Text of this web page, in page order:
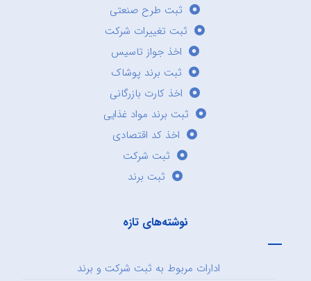
ثبت طرح صنعتی
ثبت تغییرات شرکت
اخذ جواز تاسیس
ثبت برند پوشاک
اخذ کارت بازرگانی
ثبت برند مواد غذایی
اخذ کد اقتصادی
ثبت شرکت
ثبت برند
نوشته‌های تازه
ادارات مربوط به ثبت شرکت و برند